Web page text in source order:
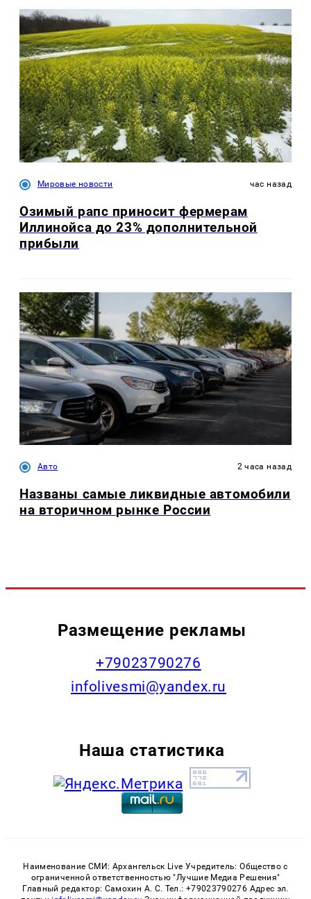
Мировые новости час назад
Озимый рапс приносит фермерам
Иллинойса до 23% дополнительной
прибыли
Авто 2 часа назад
Названы самые ликвидные автомобили
на вторичном рынке России
Размещение рекламы
+79023790276
infolivesmi@yandex.ru
Наша статистика
Наименование СМИ: Архангельск Live Учредитель: Общество с
ограниченной ответственностью "Лучшие Медиа Решения"
Главный редактор: Самохин А. С. Тел.: +79023790276 Адрес эл.